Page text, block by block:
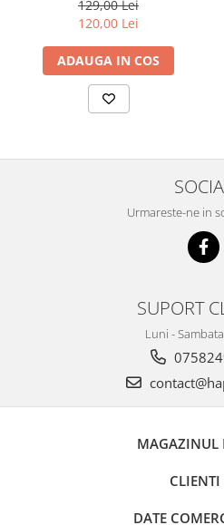
avansat, MG2206
129,00 Lei
120,00 Lei
ADAUGA IN COS
Urmareste-ne in
SUPORT
Luni -
MAGAZINUL
CLIENTI
DATE